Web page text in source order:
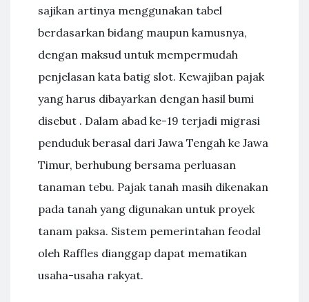
sajikan artinya menggunakan tabel
berdasarkan bidang maupun kamusnya,
dengan maksud untuk mempermudah
penjelasan kata batig slot. Kewajiban pajak
yang harus dibayarkan dengan hasil bumi
disebut . Dalam abad ke-19 terjadi migrasi
penduduk berasal dari Jawa Tengah ke Jawa
Timur, berhubung bersama perluasan
tanaman tebu. Pajak tanah masih dikenakan
pada tanah yang digunakan untuk proyek
tanam paksa. Sistem pemerintahan feodal
oleh Raffles dianggap dapat mematikan
usaha-usaha rakyat.